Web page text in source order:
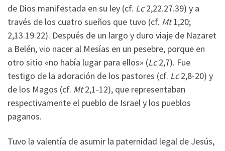
de Dios manifestada en su ley (cf. Lc2,22.27.39) y a
través de los cuatro sueños que tuvo (cf. Mt1,20;
2,13.19.22). Después de un largo y duro viaje de Nazaret
a Belén, vio nacer al Mesías en un pesebre, porque en
otro sitio «no había lugar para ellos» (Lc2,7). Fue
testigo de la adoración de los pastores (cf. Lc2,8-20) y
de los Magos (cf. Mt2,1-12), que representaban
respectivamente el pueblo de Israel y los pueblos
paganos.
Tuvo la valentía de asumir la paternidad legal de Jesús,